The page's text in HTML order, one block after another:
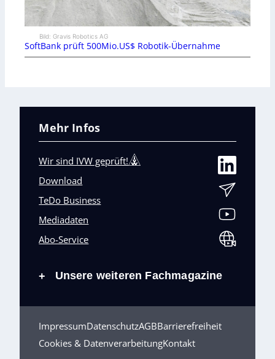
Bild: Gravis Robotics AG
SoftBank prüft 500Mio.US$ Robotik-Übernahme
Mehr Infos
Wir sind IVW geprüft!
Download
TeDo Business
Mediadaten
Abo-Service
+ Unsere weiteren Fachmagazine
ImpressumDatenschutzAGBBarrierefreiheit
Cookies & DatenverarbeitungKontakt